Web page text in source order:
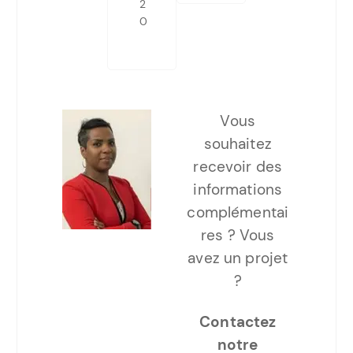
2
0
Vous
souhaitez
recevoir des
informations
complémentai
res ? Vous
avez un projet
?
Contactez
notre